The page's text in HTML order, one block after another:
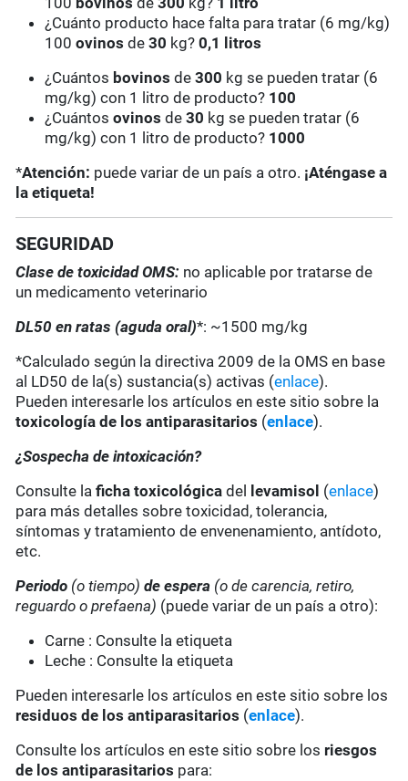
¿Cuánto producto hace falta para tratar (6 mg/kg)
100ovinos de30 kg? 0,1 litros
¿Cuántos bovinos de300 kg se pueden tratar (6
mg/kg) con 1 litro de producto? 100
¿Cuántosovinos de30 kg se pueden tratar (6
mg/kg) con 1 litro de producto? 1000
*Atención: puede variar de un país a otro. ¡Aténgase a
la etiqueta!
SEGURIDAD
Clase de toxicidad OMS: no aplicable por tratarse de
un medicamento veterinario
DL50 en ratas (aguda oral)*: ~1500 mg/kg
*Calculado según la directiva 2009 de la OMS en base
al LD50 de la(s) sustancia(s) activas (enlace).
Pueden interesarle los artículos en este sitio sobre la
toxicología de los antiparasitarios (enlace).
¿Sospecha de intoxicación?
Consulte laficha toxicológica del levamisol (enlace)
para más detalles sobre toxicidad, tolerancia,
síntomas y tratamiento de envenenamiento, antídoto,
etc.
Periodo (o tiempo)de espera (o de carencia, retiro,
reguardo o prefaena) (puede variar de un país a otro):
Carne : Consulte la etiqueta
Leche : Consulte la etiqueta
Pueden interesarle los artículos en este sitio sobre los
residuos de los antiparasitarios (enlace).
Consulte los artículos en este sitio sobre los riesgos
de los antiparasitarios para: